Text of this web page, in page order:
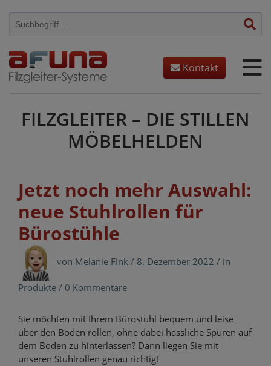
Skip
Kontakt
FILZGLEITER – DIE STILLEN
MÖBELHELDEN
Jetzt noch mehr Auswahl:
neue Stuhlrollen für
Bürostühle
von Melanie Fink / 8. Dezember 2022 / in
Produkte / 0 Kommentare
Sie möchten mit Ihrem Bürostuhl bequem und leise
über den Boden rollen, ohne dabei hässliche Spuren auf
dem Boden zu hinterlassen? Dann liegen Sie mit
unseren Stuhlrollen genau richtig!